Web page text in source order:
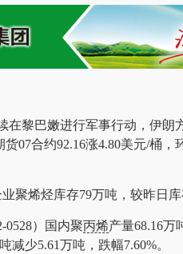
在黎巴嫩进行军事行动，伊
07合约92.16涨4.80美元/桶，
聚烯烃库存79万吨，较昨日
0528）国内聚丙烯产量68.16万
减少5.61万吨，跌幅7.60%。